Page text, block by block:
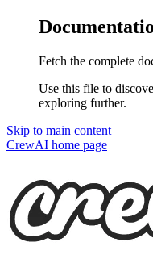
Fetch the complete
Use this file to
exploring further.
Skip to main content
CrewAI home page